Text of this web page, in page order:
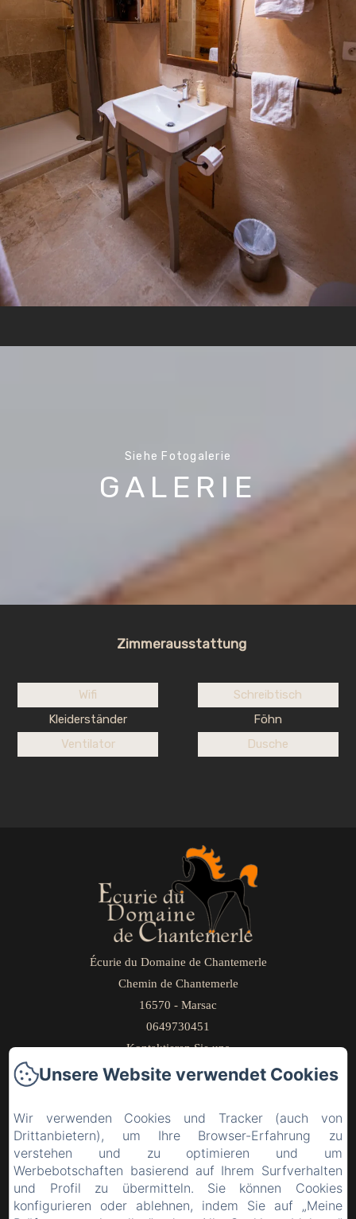
Siehe Fotogalerie
GALERIE
Zimmerausstattung
Wifi
Kleiderständer
Ventilator
Schreibtisch
Föhn
Dusche
Écurie du Domaine de Chantemerle
Chemin de Chantemerle
16570 - Marsac
0649730451
Kontaktieren Sie uns
Home
Zimmer mit Frühstück
Fotos
Lehrgänge/Seminare
Kontakt und Zugang
Unsere Website verwendet Cookies
Wir verwenden Cookies und Tracker (auch von
Drittanbietern), um Ihre Browser-Erfahrung zu
verstehen und zu optimieren und um
Werbebotschaften basierend auf Ihrem Surfverhalten
und Profil zu übermitteln. Sie können Cookies
konfigurieren oder ablehnen, indem Sie auf „Meine